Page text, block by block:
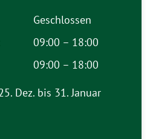
Geschlossen
09:00 – 18:00
09:00 – 18:00
Dez. bis 31. Januar